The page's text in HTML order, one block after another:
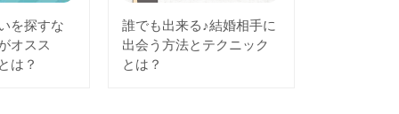
を探すな
オスス
は？
誰でも出来る♪結婚相手に
出会う方法とテクニック
とは？